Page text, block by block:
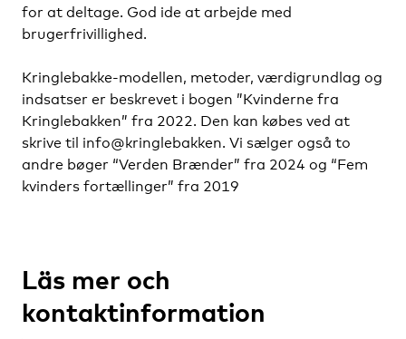
for at deltage. God ide at arbejde med
brugerfrivillighed.
Kringlebakke-modellen, metoder, værdigrundlag og
indsatser er beskrevet i bogen ”Kvinderne fra
Kringlebakken” fra 2022. Den kan købes ved at
skrive til info@kringlebakken. Vi sælger også to
andre bøger “Verden Brænder” fra 2024 og “Fem
kvinders fortællinger” fra 2019
Läs mer och
kontaktinformation